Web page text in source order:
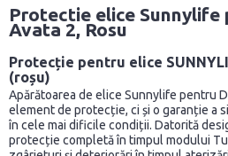
Protectie elice Sunnylife
Avata 2, Rosu
Protecție pentru elice
(roșu)
Apărătoarea de elice Sunnylife pentru
element de protecție, ci și o garanție a
în cele mai dificile condiții. Datorită
protecție completă în timpul modului